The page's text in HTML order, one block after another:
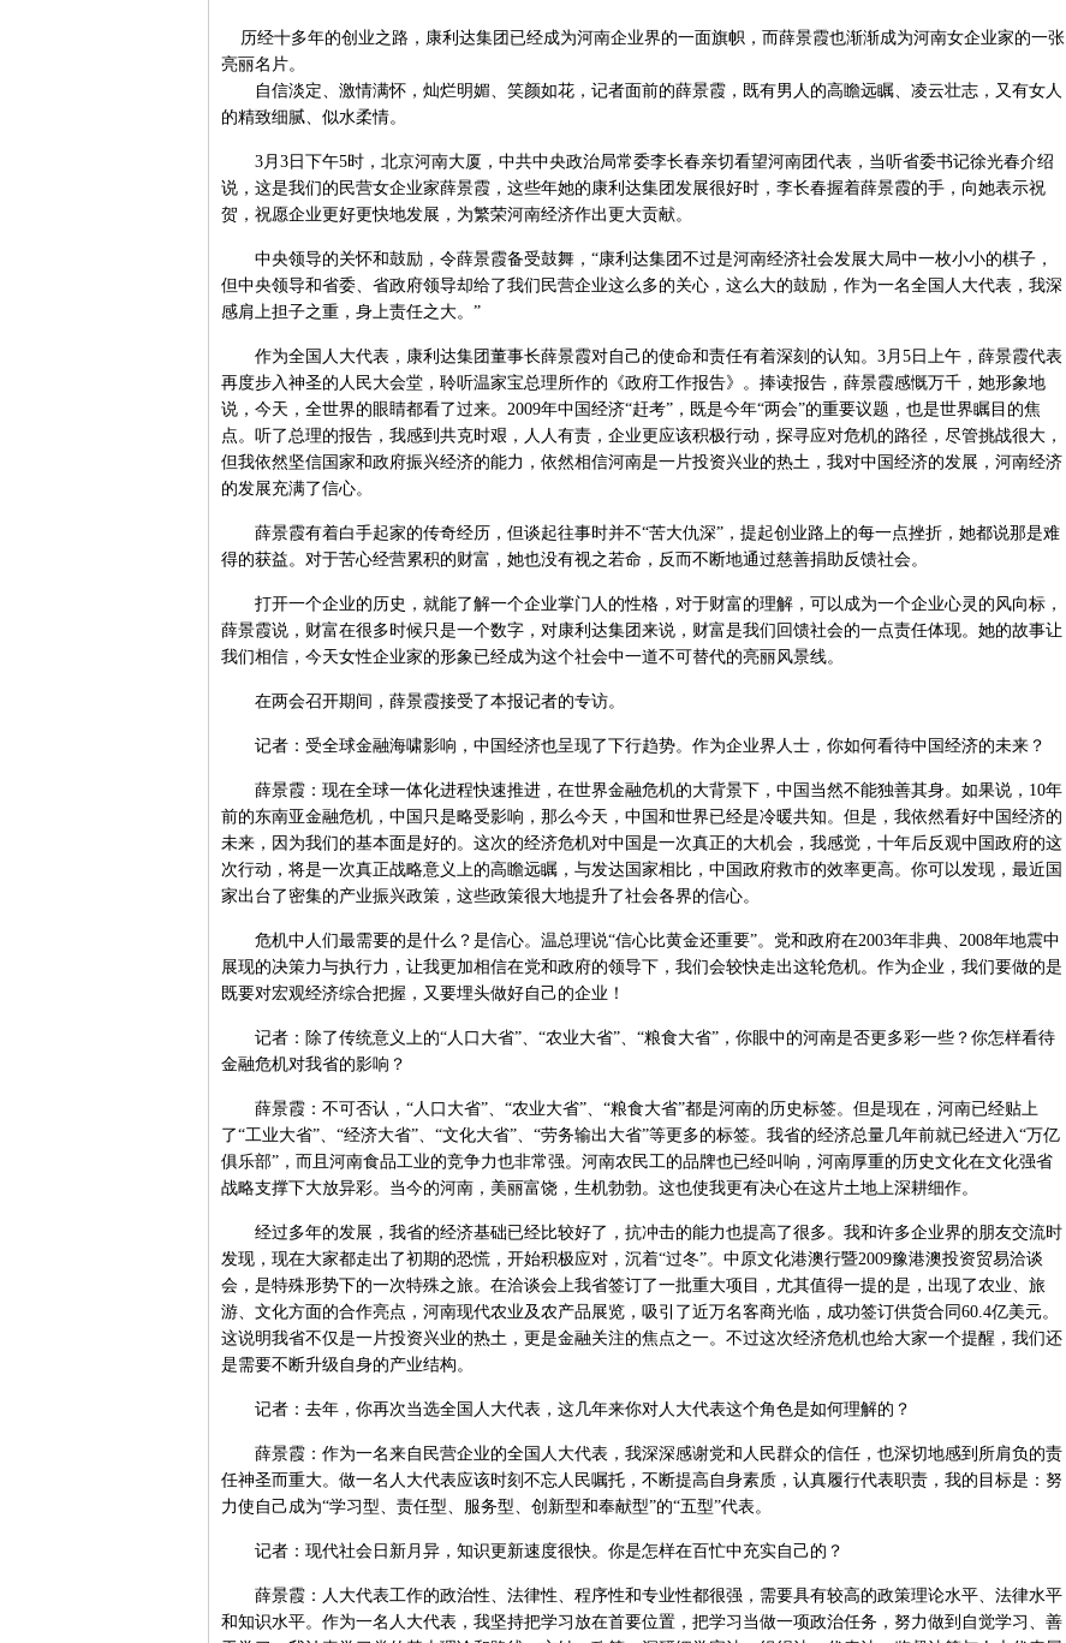
历经十多年的创业之路，康利达集团已经成为河南企业界的一面旗帜，而薛景霞也渐渐成为河南女企业家的一张
亮丽名片。
自信淡定、激情满怀，灿烂明媚、笑颜如花，记者面前的薛景霞，既有男人的高瞻远瞩、凌云壮志，又有女人
的精致细腻、似水柔情。
3月3日下午5时，北京河南大厦，中共中央政治局常委李长春亲切看望河南团代表，当听省委书记徐光春介绍
说，这是我们的民营女企业家薛景霞，这些年她的康利达集团发展很好时，李长春握着薛景霞的手，向她表示祝
贺，祝愿企业更好更快地发展，为繁荣河南经济作出更大贡献。
中央领导的关怀和鼓励，令薛景霞备受鼓舞，“康利达集团不过是河南经济社会发展大局中一枚小小的棋子，
但中央领导和省委、省政府领导却给了我们民营企业这么多的关心，这么大的鼓励，作为一名全国人大代表，我深
感肩上担子之重，身上责任之大。”
作为全国人大代表，康利达集团董事长薛景霞对自己的使命和责任有着深刻的认知。3月5日上午，薛景霞代表
再度步入神圣的人民大会堂，聆听温家宝总理所作的《政府工作报告》。捧读报告，薛景霞感慨万千，她形象地
说，今天，全世界的眼睛都看了过来。2009年中国经济“赶考”，既是今年“两会”的重要议题，也是世界瞩目的焦
点。听了总理的报告，我感到共克时艰，人人有责，企业更应该积极行动，探寻应对危机的路径，尽管挑战很大，
但我依然坚信国家和政府振兴经济的能力，依然相信河南是一片投资兴业的热土，我对中国经济的发展，河南经济
的发展充满了信心。
薛景霞有着白手起家的传奇经历，但谈起往事时并不“苦大仇深”，提起创业路上的每一点挫折，她都说那是难
得的获益。对于苦心经营累积的财富，她也没有视之若命，反而不断地通过慈善捐助反馈社会。
打开一个企业的历史，就能了解一个企业掌门人的性格，对于财富的理解，可以成为一个企业心灵的风向标，
薛景霞说，财富在很多时候只是一个数字，对康利达集团来说，财富是我们回馈社会的一点责任体现。她的故事让
我们相信，今天女性企业家的形象已经成为这个社会中一道不可替代的亮丽风景线。
在两会召开期间，薛景霞接受了本报记者的专访。
记者：受全球金融海啸影响，中国经济也呈现了下行趋势。作为企业界人士，你如何看待中国经济的未来？
薛景霞：现在全球一体化进程快速推进，在世界金融危机的大背景下，中国当然不能独善其身。如果说，10年
前的东南亚金融危机，中国只是略受影响，那么今天，中国和世界已经是冷暖共知。但是，我依然看好中国经济的
未来，因为我们的基本面是好的。这次的经济危机对中国是一次真正的大机会，我感觉，十年后反观中国政府的这
次行动，将是一次真正战略意义上的高瞻远瞩，与发达国家相比，中国政府救市的效率更高。你可以发现，最近国
家出台了密集的产业振兴政策，这些政策很大地提升了社会各界的信心。
危机中人们最需要的是什么？是信心。温总理说“信心比黄金还重要”。党和政府在2003年非典、2008年地震中
展现的决策力与执行力，让我更加相信在党和政府的领导下，我们会较快走出这轮危机。作为企业，我们要做的是
既要对宏观经济综合把握，又要埋头做好自己的企业！
记者：除了传统意义上的“人口大省”、“农业大省”、“粮食大省”，你眼中的河南是否更多彩一些？你怎样看待
金融危机对我省的影响？
薛景霞：不可否认，“人口大省”、“农业大省”、“粮食大省”都是河南的历史标签。但是现在，河南已经贴上
了“工业大省”、“经济大省”、“文化大省”、“劳务输出大省”等更多的标签。我省的经济总量几年前就已经进入“万亿
俱乐部”，而且河南食品工业的竞争力也非常强。河南农民工的品牌也已经叫响，河南厚重的历史文化在文化强省
战略支撑下大放异彩。当今的河南，美丽富饶，生机勃勃。这也使我更有决心在这片土地上深耕细作。
经过多年的发展，我省的经济基础已经比较好了，抗冲击的能力也提高了很多。我和许多企业界的朋友交流时
发现，现在大家都走出了初期的恐慌，开始积极应对，沉着“过冬”。中原文化港澳行暨2009豫港澳投资贸易洽谈
会，是特殊形势下的一次特殊之旅。在洽谈会上我省签订了一批重大项目，尤其值得一提的是，出现了农业、旅
游、文化方面的合作亮点，河南现代农业及农产品展览，吸引了近万名客商光临，成功签订供货合同60.4亿美元。
这说明我省不仅是一片投资兴业的热土，更是金融关注的焦点之一。不过这次经济危机也给大家一个提醒，我们还
是需要不断升级自身的产业结构。
记者：去年，你再次当选全国人大代表，这几年来你对人大代表这个角色是如何理解的？
薛景霞：作为一名来自民营企业的全国人大代表，我深深感谢党和人民群众的信任，也深切地感到所肩负的责
任神圣而重大。做一名人大代表应该时刻不忘人民嘱托，不断提高自身素质，认真履行代表职责，我的目标是：努
力使自己成为“学习型、责任型、服务型、创新型和奉献型”的“五型”代表。
记者：现代社会日新月异，知识更新速度很快。你是怎样在百忙中充实自己的？
薛景霞：人大代表工作的政治性、法律性、程序性和专业性都很强，需要具有较高的政策理论水平、法律水平
和知识水平。作为一名人大代表，我坚持把学习放在首要位置，把学习当做一项政治任务，努力做到自觉学习、善